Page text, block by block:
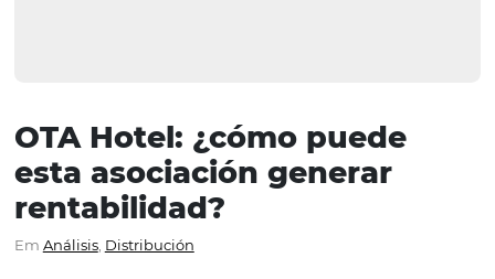
OTA Hotel: ¿cómo puede
esta asociación generar